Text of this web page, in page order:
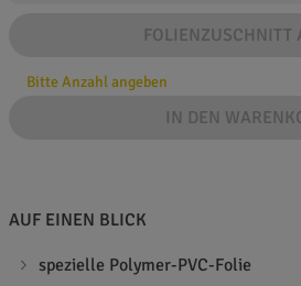
FOLIENZUSCHNITT
Bitte Anzahl angeben
IN DEN
AUF EINEN BLICK
spezielle Polymer-PVC-Folie